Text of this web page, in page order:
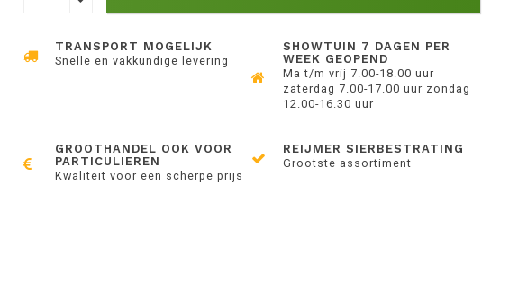
TRANSPORT MOGELIJK
Snelle en vakkundige levering
SHOWTUIN 7 DAGEN PER
WEEK GEOPEND
Ma t/m vrij 7.00-18.00 uur
zaterdag 7.00-17.00 uur zondag
12.00-16.30 uur
GROOTHANDEL OOK VOOR
PARTICULIEREN
Kwaliteit voor een scherpe prijs
REIJMER SIERBESTRATING
Grootste assortiment